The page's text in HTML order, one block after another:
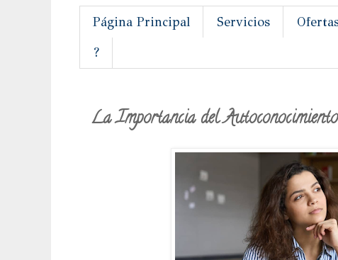
Página Principal Servicios
?
La Importancia del Autoconocimiento